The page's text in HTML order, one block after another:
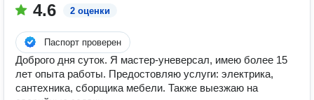
4.6 2 оценки
Паспорт проверен
Доброго дня суток. Я мастер-уневерсал, имею более 15
лет опыта работы. Предостовляю услуги: электрика,
сантехника, сборщика мебели. Также выезжаю на